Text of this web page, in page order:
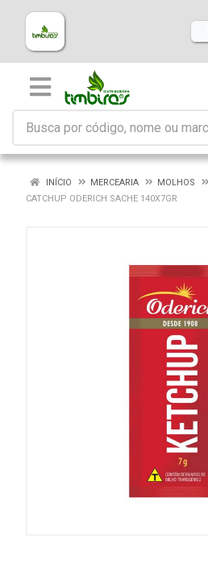
INÍCIO MERCEARIA
MOLHOS
CATCHUP ODERICH SACHE 140X7GR